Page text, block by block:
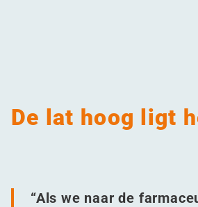
De lat hoog ligt
“Als we naar de